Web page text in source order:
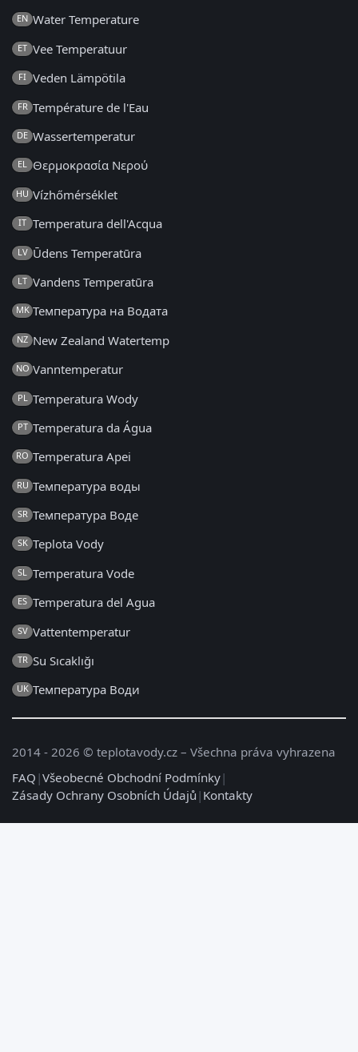
EN Water Temperature
ET Vee Temperatuur
FI Veden Lämpötila
FR Température de l'Eau
DE Wassertemperatur
EL Θερμοκρασία Νερού
HU Vízhőmérséklet
IT Temperatura dell'Acqua
LV Ūdens Temperatūra
LT Vandens Temperatūra
MK Температура на Водата
NZ New Zealand Watertemp
NO Vanntemperatur
PL Temperatura Wody
PT Temperatura da Água
RO Temperatura Apei
RU Температура воды
SR Температура Воде
SK Teplota Vody
SL Temperatura Vode
ES Temperatura del Agua
SV Vattentemperatur
TR Su Sıcaklığı
UK Температура Води
2014 - 2026 © teplotavody.cz – Všechna práva vyhrazena
FAQ |Všeobecné Obchodní Podmínky|
Zásady Ochrany Osobních Údajů | Kontakty